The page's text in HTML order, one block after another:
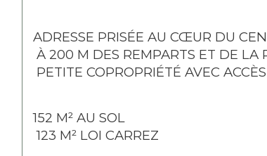
ADRESSE PRISÉE AU CŒUR DU
À 200 M DES REMPARTS ET DE LA
PETITE COPROPRIÉTÉ AVEC
152 M² AU SOL
123 M² LOI CARREZ